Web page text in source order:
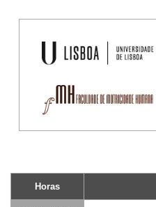
Horas